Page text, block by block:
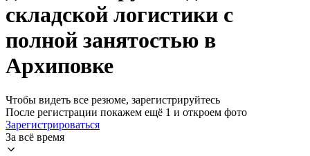
складской логистики с
полной занятостью в
Архиповке
Чтобы видеть все резюме, зарегистрируйтесь
После регистрации покажем ещё 1 и откроем фото
Зарегистрироваться
За всё время